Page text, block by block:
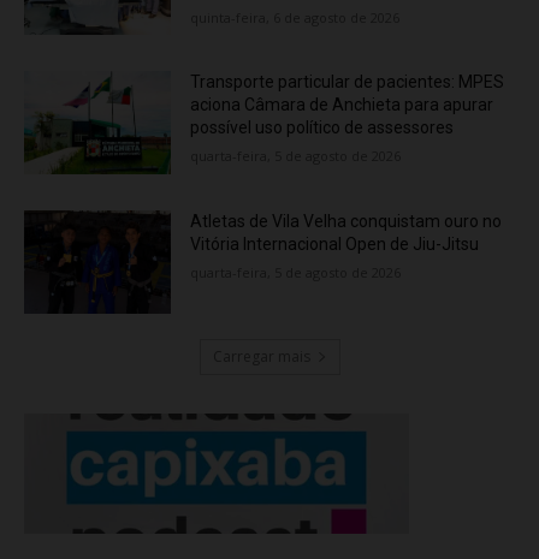
Transporte particular de pacientes: MPES
aciona Câmara de Anchieta para apurar
possível uso político de assessores
Atletas de Vila Velha conquistam ouro no
Vitória Internacional Open de Jiu-Jitsu